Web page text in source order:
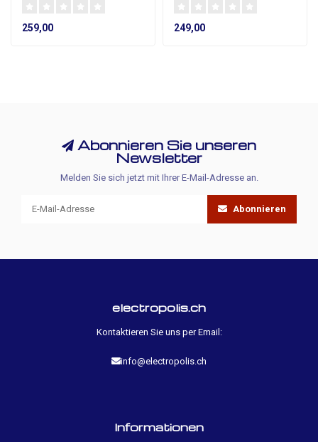
259,00 249,00
Abonnieren Sie unseren
Newsletter
Melden Sie sich jetzt mit Ihrer E-Mail-Adresse an.
Abonnieren
electropolis.ch
Kontaktieren Sie uns per Email:
info@electropolis.ch
Informationen